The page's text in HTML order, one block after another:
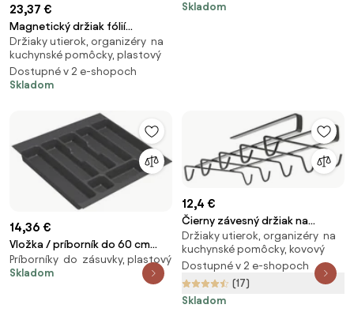
23,37 €
Magnetický držiak fólií
Yamazaki Tower, čierny
Držiaky utierok, organizéry na
kuchynské pomôcky, plastový
Dostupné v 2 e-shopoch
Skladom
Skladom
14,36 €
Vložka / príborník do 60 cm
zásuvky - CUTLERY sivý plast 50
x 46 cm
Príborníky do zásuvky, plastový
Skladom
12,4 €
Čierny závesný držiak na
hrnčeky Metaltex My Mug Lava
Držiaky utierok, organizéry na
kuchynské pomôcky, kovový
Dostupné v 2 e-shopoch
(17)
Skladom